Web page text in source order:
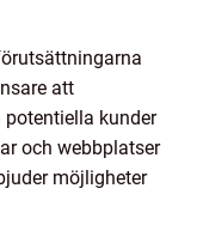
att
kunder
och webbplatser
möjligheter